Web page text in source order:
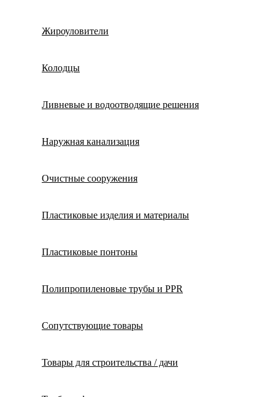
Жироуловители
Колодцы
Ливневые и водоотводящие решения
Наружная канализация
Очистные сооружения
Пластиковые изделия и материалы
Пластиковые понтоны
Полипропиленовые трубы и PPR
Сопутствующие товары
Товары для строительства / дачи